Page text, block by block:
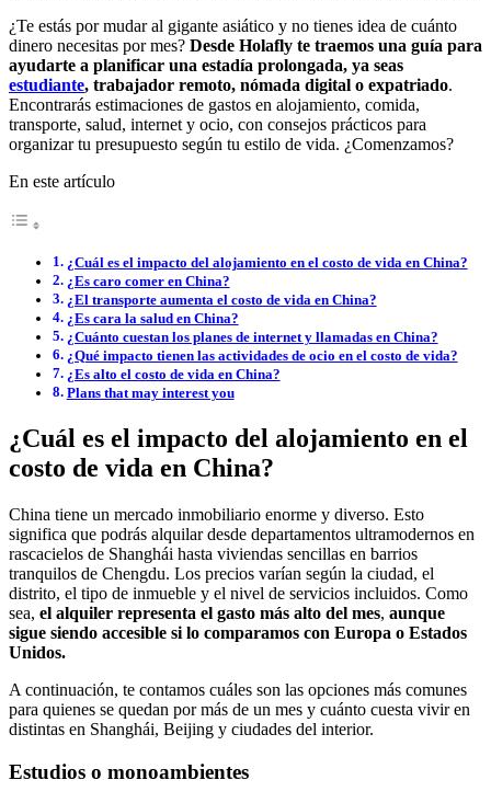
¿Te estás por mudar al gigante asiático y no tienes idea de cuánto
dinero necesitas por mes? Desde Holafly te traemos una guía para
ayudarte a planificar una estadía prolongada, ya seas
estudiante, trabajador remoto, nómada digital o expatriado.
Encontrarás estimaciones de gastos en alojamiento, comida,
transporte, salud, internet y ocio, con consejos prácticos para
organizar tu presupuesto según tu estilo de vida. ¿Comenzamos?
En este artículo
¿Cuál es el impacto del alojamiento en el costo de vida en China?
¿Es caro comer en China?
¿El transporte aumenta el costo de vida en China?
¿Es cara la salud en China?
¿Cuánto cuestan los planes de internet y llamadas en China?
¿Qué impacto tienen las actividades de ocio en el costo de vida?
¿Es alto el costo de vida en China?
Plans that may interest you
¿Cuál es el impacto del alojamiento en el
costo de vida en China?
China tiene un mercado inmobiliario enorme y diverso. Esto
significa que podrás alquilar desde departamentos ultramodernos en
rascacielos de Shanghái hasta viviendas sencillas en barrios
tranquilos de Chengdu. Los precios varían según la ciudad, el
distrito, el tipo de inmueble y el nivel de servicios incluidos. Como
sea, el alquiler representa el gasto más alto del mes, aunque
sigue siendo accesible si lo comparamos con Europa o Estados
Unidos.
A continuación, te contamos cuáles son las opciones más comunes
para quienes se quedan por más de un mes y cuánto cuesta vivir en
distintas en Shanghái, Beijing y ciudades del interior.
Estudios o monoambientes